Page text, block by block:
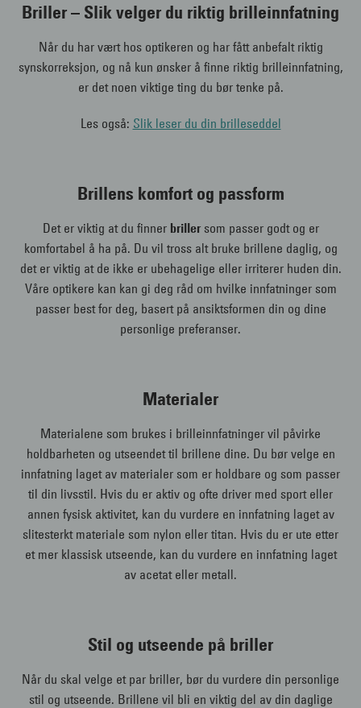
Briller– Slik velger du riktig brilleinnfatning
Når du har vært hos optikeren og har fått anbefalt riktig
synskorreksjon, og nå kun ønsker å finne riktig brilleinnfatning,
er det noen viktige ting du bør tenke på.
Les også: Slik leser du din brilleseddel
Brillens komfort og passform
Det er viktig at du finner brillersom passer godt og er
komfortabel å ha på. Du vil tross alt bruke brillene daglig, og
det er viktig at de ikke er ubehagelige eller irriterer huden din.
Våre optikere kan kan gi deg råd om hvilke innfatninger som
passer best for deg, basert på ansiktsformen din og dine
personlige preferanser.
Materialer
Materialene som brukes i brilleinnfatninger vil påvirke
holdbarheten og utseendet til brillene dine. Du bør velge en
innfatning laget av materialer som er holdbare og som passer
til din livsstil. Hvis du er aktiv og ofte driver med sport eller
annen fysisk aktivitet, kan du vurdere en innfatning laget av
slitesterkt materiale som nylon eller titan. Hvis du er ute etter
et mer klassisk utseende, kan du vurdere en innfatning laget
av acetat eller metall.
Stil og utseende på briller
Når du skal velge et par briller, bør du vurdere din personlige
stil og utseende. Brillene vil bli en viktig del av din daglige